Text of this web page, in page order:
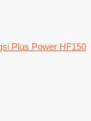
Plus Power HF150